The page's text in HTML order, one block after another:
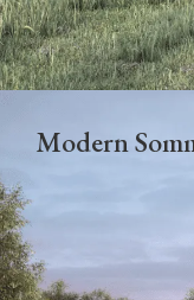
Modern